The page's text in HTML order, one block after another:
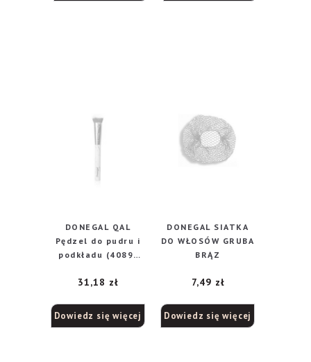
DONEGAL QAL
Pędzel do pudru i
podkładu (4089)
31,18 zł
Dowiedz się więcej
DONEGAL SIATKA
DO WŁOSÓW GRUBA
BRĄZ
7,49 zł
Dowiedz się więcej